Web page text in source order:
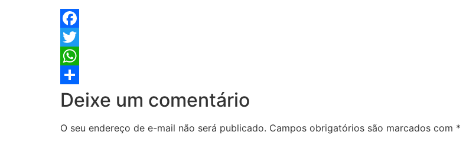
Facebook
Twitter
WhatsApp
Share
Deixe um comentário
O seu endereço de e-mail não será publicado. Campos obrigatórios são marcados com *